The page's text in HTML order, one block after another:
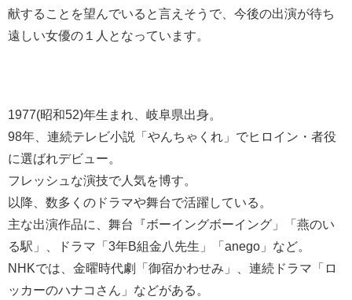
献することを望んでいると言えそうで、今後の出演が待ち
遠しい女優の１人となっています。
1977(昭和52)年生まれ、岐阜県出身。
98年、連続テレビ小説「やんちゃくれ」でヒロイン・者役
に選ばれデビュー。
フレッシュな演技で人気を博す。
以降、数多くのドラマや舞台で活躍している。
主な出演作品に、舞台『ボーイングボーイング」「燕のい
る駅」、ドラマ「3年B組金八先生」「anego」など。
NHKでは、金曜時代劇「御宿かわせみ」、連続ドラマ「ロ
ッカーのハナコさん」などがある。